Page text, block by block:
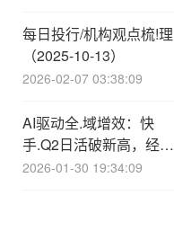
每日投行/机构观点梳!理
（2025-10-13）
2026-02-07 03:38:09
AI驱动全.域增效：快
手.Q2日活破新高，经调
净利同比增长超20%
2026-01-30 19:34:09